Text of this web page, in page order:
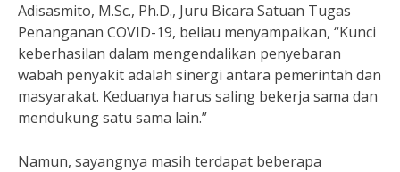
Adisasmito, M.Sc., Ph.D., Juru Bicara Satuan Tugas
Penanganan COVID-19, beliau menyampaikan, “Kunci
keberhasilan dalam mengendalikan penyebaran
wabah penyakit adalah sinergi antara pemerintah dan
masyarakat. Keduanya harus saling bekerja sama dan
mendukung satu sama lain.”
Namun, sayangnya masih terdapat beberapa